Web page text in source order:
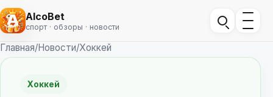
AlcoBet
спорт · обзоры · новости
Главная/Новости/Хоккей
Хоккей